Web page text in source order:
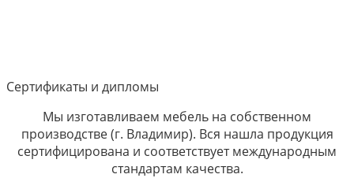
Сертификаты и дипломы
Мы изготавливаем мебель на собственном
производстве (г. Владимир). Вся нашла продукция
сертифицирована и соответствует международным
стандартам качества.